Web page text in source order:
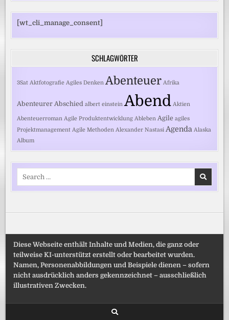
[wt_cli_manage_consent]
SCHLAGWÖRTER
3Sat Aktfotografie Agiles Denken Abenteuer Afrika
Abenteurer Abschied albert einstein Abend Aktien
Abenteuerroman Agile Produktentwicklung Ableben Agile agiles
Projektmanagement Agile Methoden Alexander Nastasi Agenda Alaska
Album
Search
Diese Webseite enthält Inhalte und Medien, die ganz oder
teilweise KI-unterstützt erstellt oder bearbeitet wurden.
Namen, Personenabbildungen und Beispiele dienen – sofern
nicht ausdrücklich anders gekennzeichnet – ausschließlich
illustrativen Zwecken.